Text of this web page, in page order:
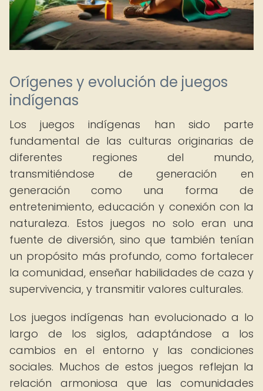
Orígenes y evolución de juegos
indígenas
Los juegos indígenas han sido parte
fundamental de las culturas originarias de
diferentes regiones del mundo,
transmitiéndose de generación en
generación como una forma de
entretenimiento, educación y conexión con la
naturaleza. Estos juegos no solo eran una
fuente de diversión, sino que también tenían
un propósito más profundo, como fortalecer
la comunidad, enseñar habilidades de caza y
supervivencia, y transmitir valores culturales.
Los juegos indígenas han evolucionado a lo
largo de los siglos, adaptándose a los
cambios en el entorno y las condiciones
sociales. Muchos de estos juegos reflejan la
relación armoniosa que las comunidades